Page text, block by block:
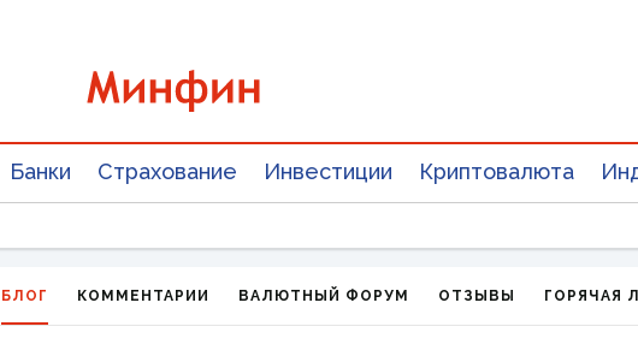
Банки Страхование Инвестиции Криптовалюта
БЛОГ КОММЕНТАРИИ ВАЛЮТНЫЙ ФОРУМ ОТЗЫВЫ ГОРЯЧАЯ